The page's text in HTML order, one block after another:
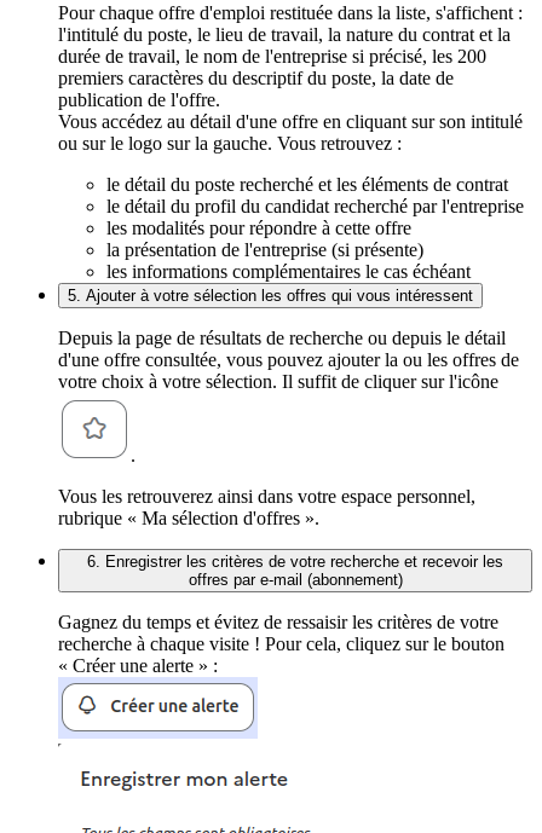
Pour chaque offre d'emploi restituée dans la liste, s'affichent :
l'intitulé du poste, le lieu de travail, la nature du contrat et la
durée de travail, le nom de l'entreprise si précisé, les 200
premiers caractères du descriptif du poste, la date de
publication de l'offre.
Vous accédez au détail d'une offre en cliquant sur son intitulé
ou sur le logo sur la gauche. Vous retrouvez :
le détail du poste recherché et les éléments de contrat
le détail du profil du candidat recherché par l'entreprise
les modalités pour répondre à cette offre
la présentation de l'entreprise (si présente)
les informations complémentaires le cas échéant
5. Ajouter à votre sélection les offres qui vous intéressent
Depuis la page de résultats de recherche ou depuis le détail
d'une offre consultée, vous pouvez ajouter la ou les offres de
votre choix à votre sélection. Il suffit de cliquer sur l'icône
.
Vous les retrouverez ainsi dans votre espace personnel,
rubrique « Ma sélection d'offres ».
6. Enregistrer les critères de votre recherche et recevoir les
offres par e-mail (abonnement)
Gagnez du temps et évitez de ressaisir les critères de votre
recherche à chaque visite ! Pour cela, cliquez sur le bouton
« Créer une alerte » :